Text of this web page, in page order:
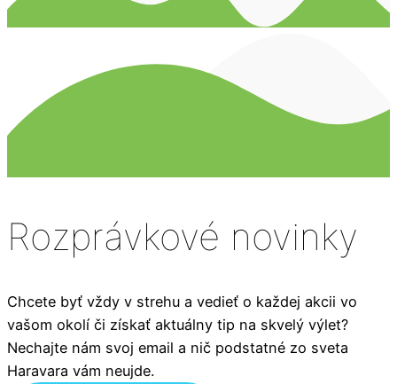
Rozprávkové novinky
Chcete byť vždy v strehu a vedieť o každej akcii vo
vašom okolí či získať aktuálny tip na skvelý výlet?
Nechajte nám svoj email a nič podstatné zo sveta
Haravara vám neujde.